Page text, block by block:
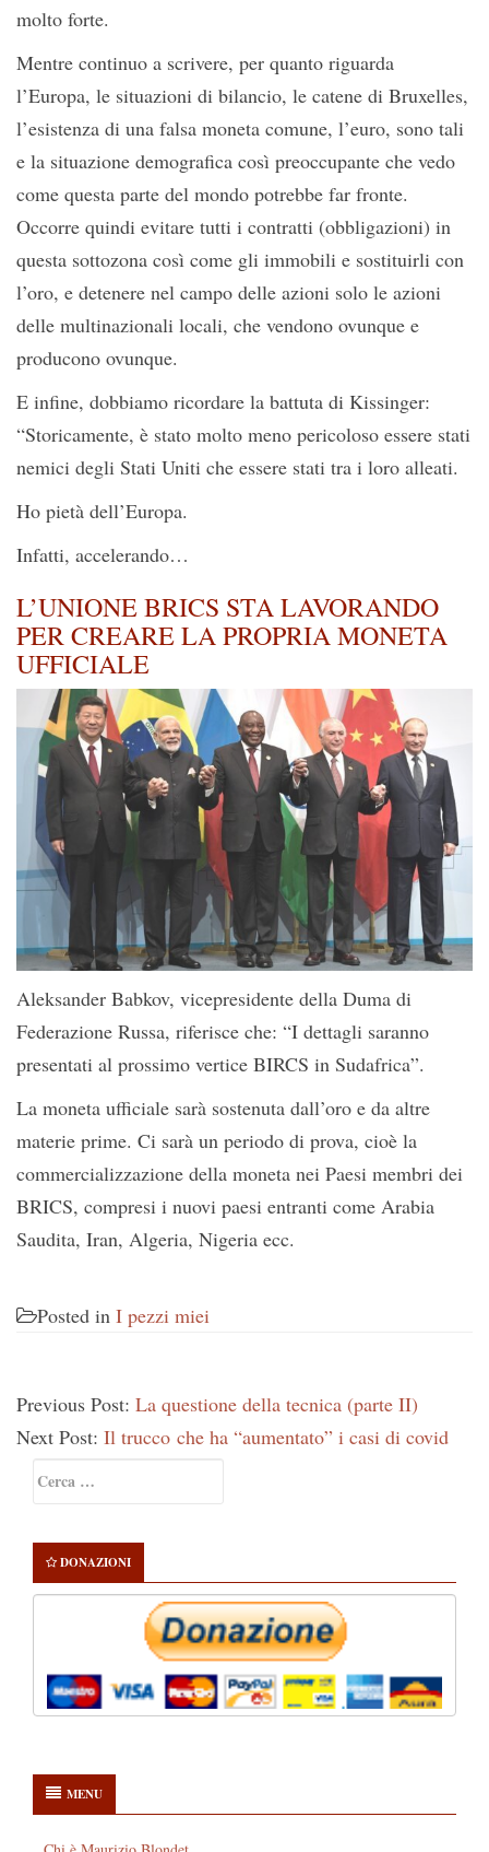
molto forte.
Mentre continuo a scrivere, per quanto riguarda
l’Europa, le situazioni di bilancio, le catene di Bruxelles,
l’esistenza di una falsa moneta comune, l’euro, sono tali
e la situazione demografica così preoccupante che vedo
come questa parte del mondo potrebbe far fronte.
Occorre quindi evitare tutti i contratti (obbligazioni) in
questa sottozona così come gli immobili e sostituirli con
l’oro, e detenere nel campo delle azioni solo le azioni
delle multinazionali locali, che vendono ovunque e
producono ovunque.
E infine, dobbiamo ricordare la battuta di Kissinger:
“Storicamente, è stato molto meno pericoloso essere stati
nemici degli Stati Uniti che essere stati tra i loro alleati.
Ho pietà dell’Europa.
Infatti, accelerando…
L’UNIONE BRICS STA LAVORANDO
PER CREARE LA PROPRIA MONETA
UFFICIALE
Aleksander Babkov, vicepresidente della Duma di
Federazione Russa, riferisce che: “I dettagli saranno
presentati al prossimo vertice BIRCS in Sudafrica”.
La moneta ufficiale sarà sostenuta dall’oro e da altre
materie prime. Ci sarà un periodo di prova, cioè la
commercializzazione della moneta nei Paesi membri dei
BRICS, compresi i nuovi paesi entranti come Arabia
Saudita, Iran, Algeria, Nigeria ecc.
Posted in I pezzi miei
Previous Post: La questione della tecnica (parte II)
Next Post: Il trucco che ha “aumentato” i casi di covid
Sidebar
per:
DONAZIONI
MENU